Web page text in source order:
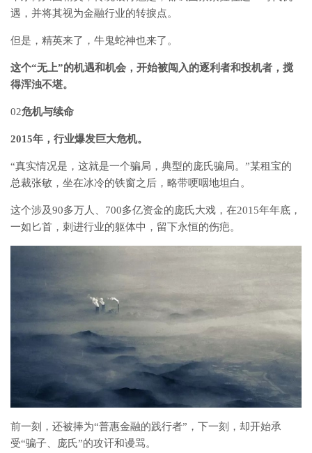
遇，并将其视为金融行业的转捩点。
但是，精英来了，牛鬼蛇神也来了。
这个“无上”的机遇和机会，开始被闯入的逐利者和投机者，搅
得浑浊不堪。
02危机与续命
2015年，行业爆发巨大危机。
“真实情况是，这就是一个骗局，典型的庞氏骗局。”某租宝的
总裁张敏，坐在冰冷的铁窗之后，略带哽咽地坦白。
这个涉及90多万人、700多亿资金的庞氏大戏，在2015年年底，
一如匕首，刺进行业的躯体中，留下永恒的伤疤。
前一刻，还被捧为“普惠金融的践行者”，下一刻，却开始承
受“骗子、庞氏”的攻讦和谩骂。